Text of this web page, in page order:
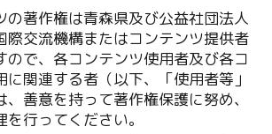
の著作権は青森県及び公益社団法人
際交流機構またはコンテンツ提供者
ので、各コンテンツ使用者及び各コ
に関連する者（以下、「使用者等」
、善意を持って著作権保護に努め、
行ってください。